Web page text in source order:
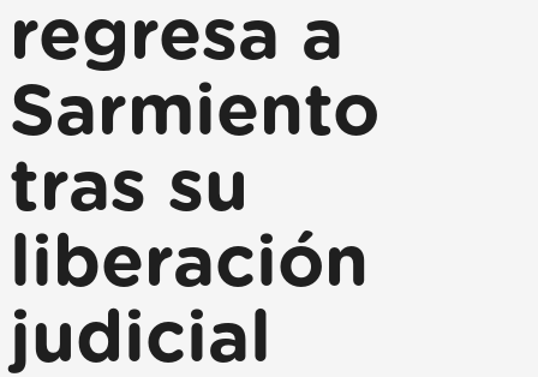
regresa a
Sarmiento
tras su
liberación
judicial